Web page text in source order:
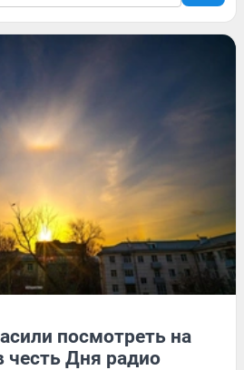
посмотреть на
честь Дня радио